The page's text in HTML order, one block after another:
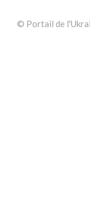
© Portail de